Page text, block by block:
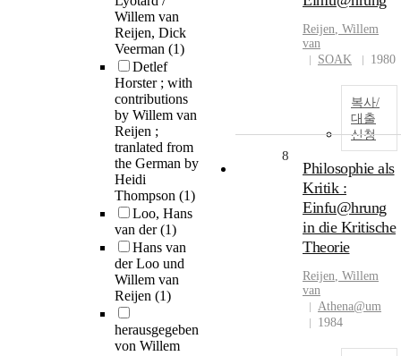
Willem van
Reijen, Dick
Veerman (1)
Detlef
Horster ; with
contributions
by Willem van
Reijen ;
tranlated from
the German by
Heidi
Thompson (1)
Loo, Hans
van der(1)
Hans van
der Loo und
Willem van
Reijen (1)
herausgegeben
von Willem
Reijen, Willem
van
SOAK
1980
복사/
대출
신청
8
Philosophie als
Kritik :
Einfu@hrung
in die Kritische
Theorie
Reijen, Willem
van
Athena@um
1984